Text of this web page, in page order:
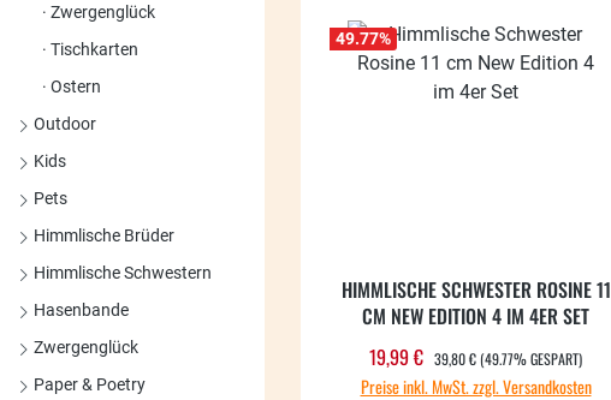
Zwergenglück
Tischkarten
Ostern
Outdoor
Kids
Pets
Himmlische Brüder
Himmlische Schwestern
Hasenbande
Zwergenglück
Paper & Poetry
49.77%
HIMMLISCHE SCHWESTER ROSINE 11
CM NEW EDITION 4 IM 4ER SET
Verkaufspreis:
19,99 € REGULÄRER PREIS:
39,80 €(49.77% GESPART)
Preise inkl. MwSt. zzgl. Versandkosten